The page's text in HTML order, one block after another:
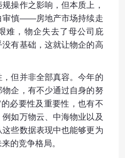
操作之影响，但本质上，
审慎——房地产市场持续走
难，物企失去了母公司庇
有基础，这就让物企的高
但并非全部真容。今年的
企，有不少通过自身的努
必要性及重要性，也有不
如万物云、中海物业以及
些数据表现中也能够更为
的竞争格局。